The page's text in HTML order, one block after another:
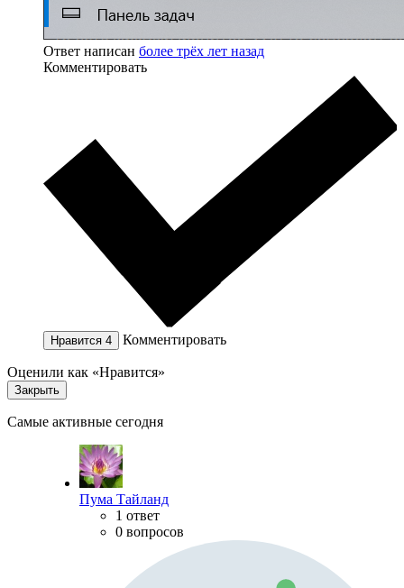
Ответ написан более трёх лет назад
Комментировать
Нравится 4 Комментировать
Оценили как «Нравится»
Закрыть
Самые активные сегодня
Пума Тайланд
1 ответ
0 вопросов